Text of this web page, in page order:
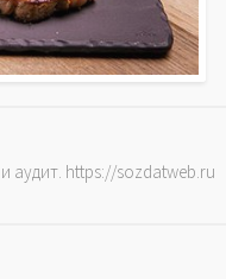
аудит. https://sozdatweb.ru